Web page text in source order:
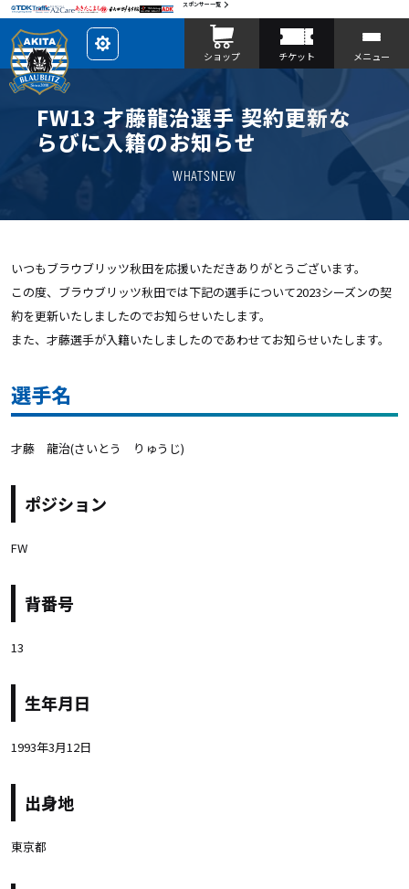
スポンサー一覧
レ
イ
ア
を
カ
ス
タ
マ
ショップ チケット メニュー
FW13 才藤龍治選手 契約更新な
らびに入籍のお知らせ
WHATSNEW
いつもブラウブリッツ秋田を応援いただきありがとうございます。
この度、ブラウブリッツ秋田では下記の選手について2023シーズンの契
約を更新いたしましたのでお知らせいたします。
また、才藤選手が入籍いたしましたのであわせてお知らせいたします。
選手名
才藤 龍治(さいとう りゅうじ)
ポジション
FW
背番号
13
生年月日
1993年3月12日
出身地
東京都